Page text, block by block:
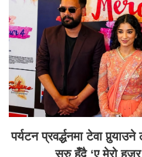
पर्यटन प्रवर्द्धनमा टेवा
सुरु हुँदै ‘ए मेरो